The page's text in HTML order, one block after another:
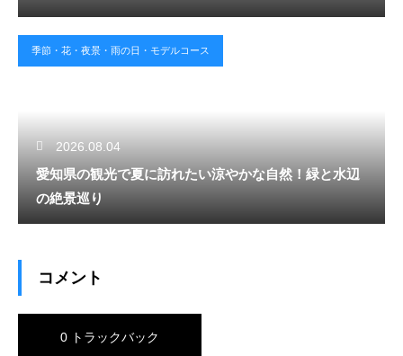
季節・花・夜景・雨の日・モデルコース
2026.08.04
愛知県の観光で夏に訪れたい涼やかな自然！緑と水辺
の絶景巡り
コメント
0 トラックバック